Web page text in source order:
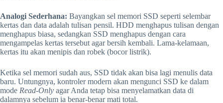
Analogi Sederhana: Bayangkan sel memori SSD seperti selembar
kertas dan data adalah tulisan pensil. HDD menghapus tulisan dengan
menghapus biasa, sedangkan SSD menghapus dengan cara
mengampelas kertas tersebut agar bersih kembali. Lama-kelamaan,
kertas itu akan menipis dan robek (bocor listrik).
Ketika sel memori sudah aus, SSD tidak akan bisa lagi menulis data
baru. Untungnya, kontroler modern akan mengunci SSD ke dalam
mode Read-Only agar Anda tetap bisa menyelamatkan data di
dalamnya sebelum ia benar-benar mati total.